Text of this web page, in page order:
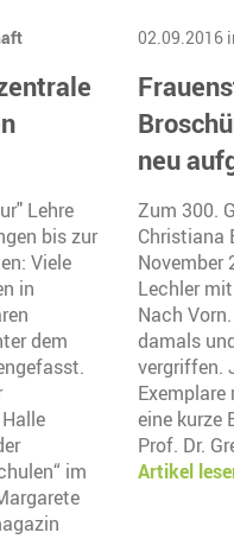
Lehre
bis zur
Viele
in
dem
im
02.09.2016
neu
Zum 300.
Christiana
November
Lechler
Nach
damals
vergriffen.
eine kurze
Prof. Dr.
Artikel